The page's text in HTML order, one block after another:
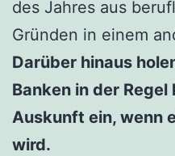
des Jahres aus
Gründen in einem
Darüber hinaus
Banken in der
Auskunft ein, wenn
wird.